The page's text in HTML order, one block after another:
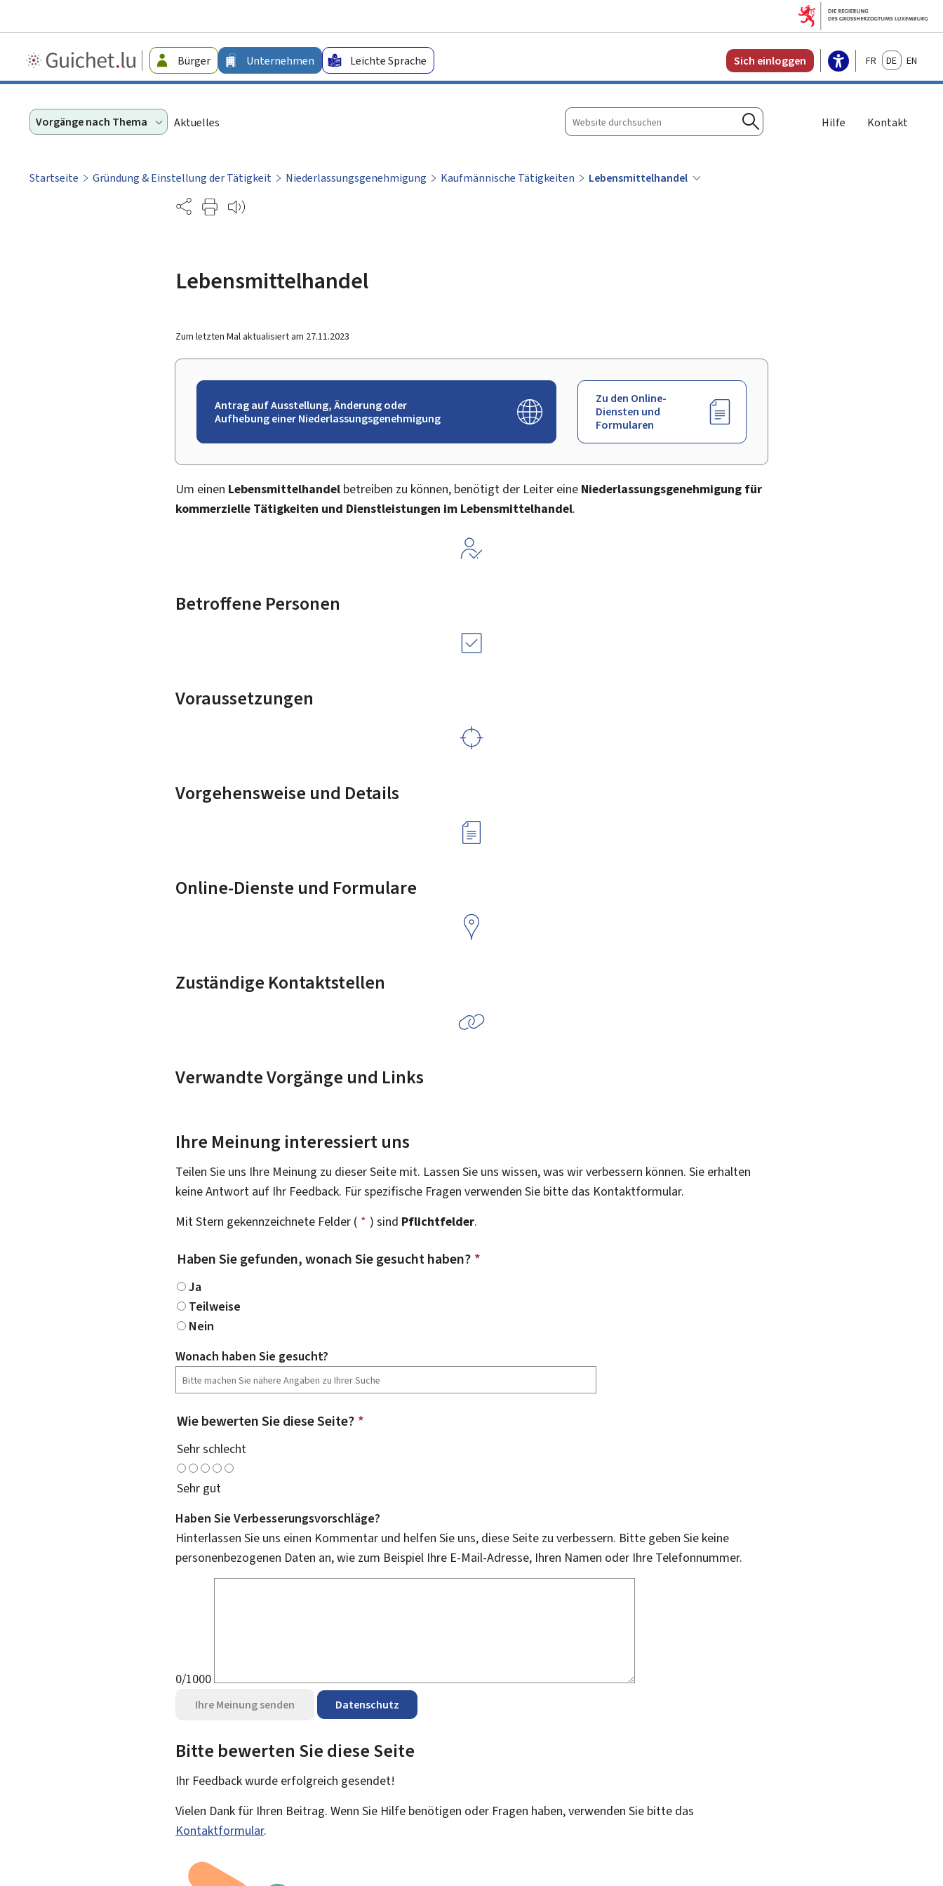
Guichet.lu
-
Bürger Unternehmen Leichte Sprache Sich einloggen FrançaisDeutschEnglish
Vorgänge nach Thema Aktuelles
Website
durchsuchen
Suchen
Hilfe Kontakt
Startseite Gründung & Einstellung der Tätigkeit Niederlassungsgenehmigung Kaufmännische Tätigkeiten
Lebensmittelhandel
Partage
Lebensmittelhandel
Zum letzten Mal aktualisiert am 27.11.2023
Antrag auf Ausstellung, Änderung oder
Aufhebung einer Niederlassungsgenehmigung
Zu den Online-
Diensten und
Formularen
Um einen Lebensmittelhandel betreiben zu können, benötigt der Leiter eine Niederlassungsgenehmigung für
kommerzielle Tätigkeiten und Dienstleistungen im Lebensmittelhandel.
Betroffene Personen
Voraussetzungen
Vorgehensweise und Details
Online-Dienste und Formulare
Zuständige Kontaktstellen
Verwandte Vorgänge und Links
Ihre Meinung interessiert uns
Teilen Sie uns Ihre Meinung zu dieser Seite mit. Lassen Sie uns wissen, was wir verbessern können. Sie erhalten
keine Antwort auf Ihr Feedback. Für spezifische Fragen verwenden Sie bitte das Kontaktformular.
Mit Stern gekennzeichnete Felder ( * ) sind Pflichtfelder.
Haben Sie gefunden, wonach Sie gesucht haben? *
Ja
Teilweise
Nein
Wonach haben Sie gesucht?
Wie bewerten Sie diese Seite? *
Sehr schlecht
Sehr gut
Haben Sie Verbesserungsvorschläge?
Hinterlassen Sie uns einen Kommentar und helfen Sie uns, diese Seite zu verbessern. Bitte geben Sie keine
personenbezogenen Daten an, wie zum Beispiel Ihre E-Mail-Adresse, Ihren Namen oder Ihre Telefonnummer.
0/1000
Ihre Meinung senden Datenschutz
Bitte bewerten Sie diese Seite
Ihr Feedback wurde erfolgreich gesendet!
Vielen Dank für Ihren Beitrag. Wenn Sie Hilfe benötigen oder Fragen haben, verwenden Sie bitte das
Kontaktformular.